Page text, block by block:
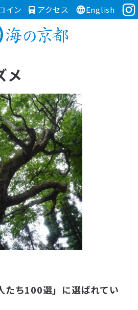
イン アクセス English
メ
たち100選」に選ばれてい